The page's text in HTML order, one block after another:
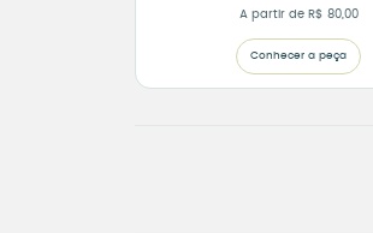
A partir de R$ 80,00
Conhecer a peça